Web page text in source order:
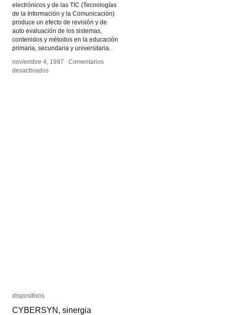
electrónicos y de las TIC (Tecnologías
de la Información y la Comunicación)
produce un efecto de revisión y de
auto evaluación de los sistemas,
contenidos y métodos en la educación
primaria, secundaria y universitaria.
noviembre 4, 1997 / Comentarios
desactivadosen
noviembre 4, 1997 / Comentarios
desactivadosen
dispositivos
CYBERSYN, sinergia
dispositivos
CYBERSYN, sinergia